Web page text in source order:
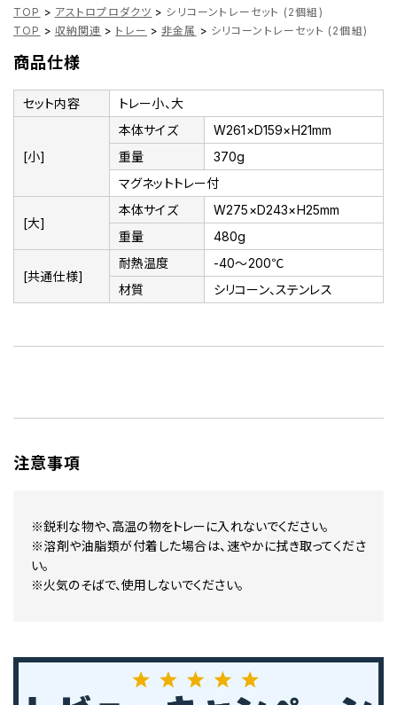
TOP > アストロプロダクツ > シリコーントレーセット (2個組)
TOP > 収納関連 > トレー > 非金属 > シリコーントレーセット (2個組)
商品仕様
セット内容 トレー小、大
[小]
本体サイズ
W261×D159×H21mm
重量
370g
マグネットトレー付
[大]
本体サイズ
W275×D243×H25mm
重量
480g
[共通仕様]
耐熱温度
-40～200℃
材質
シリコーン、ステンレス
注意事項
※鋭利な物や、高温の物をトレーに入れないでください。
※溶剤や油脂類が付着した場合は、速やかに拭き取ってくださ
い。
※火気のそばで、使用しないでください。